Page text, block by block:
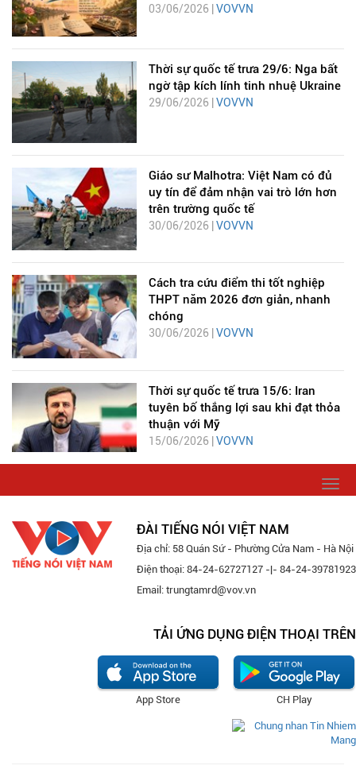
03/06/2026 | VOVVN
Thời sự quốc tế trưa 29/6: Nga bất
ngờ tập kích lính tinh nhuệ Ukraine
29/06/2026 | VOVVN
Giáo sư Malhotra: Việt Nam có đủ
uy tín để đảm nhận vai trò lớn hơn
trên trường quốc tế
30/06/2026 | VOVVN
Cách tra cứu điểm thi tốt nghiệp
THPT năm 2026 đơn giản, nhanh
chóng
30/06/2026 | VOVVN
Thời sự quốc tế trưa 15/6: Iran
tuyên bố thắng lợi sau khi đạt thỏa
thuận với Mỹ
15/06/2026 |VOVVN
ĐÀI TIẾNG NÓI VIỆT NAM
Địa chỉ: 58 Quán Sứ - Phường Cửa Nam - Hà Nội
Điện thoại: 84-24-62727127 -|- 84-24-39781923
Email: trungtamrd@vov.vn
TẢI ỨNG DỤNG ĐIỆN THOẠI TRÊN
CH Play
App Store